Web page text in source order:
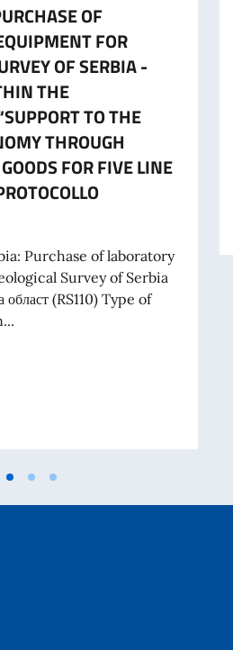
ENTI DEL SETTORE PRIVATO
OF
FOR
OF SERBIA -
THE
TO THE
THROUGH
FOR FIVE LINE
Purchase of laboratory
Survey of Serbia
област (RS110) Type of
PURCHASE OF LABORATORY